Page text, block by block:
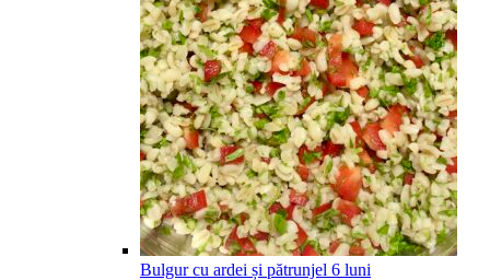
Bulgur cu ardei și pătrunjel 6 luni